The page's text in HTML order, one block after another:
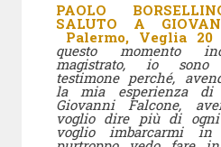
PAOLO
SALUTO A
Palermo, Veglia 20
questo momento
magistrato, io sono
testimone perché,
la mia esperienza di
Giovanni Falcone,
voglio dire più di
voglio imbarcarmi